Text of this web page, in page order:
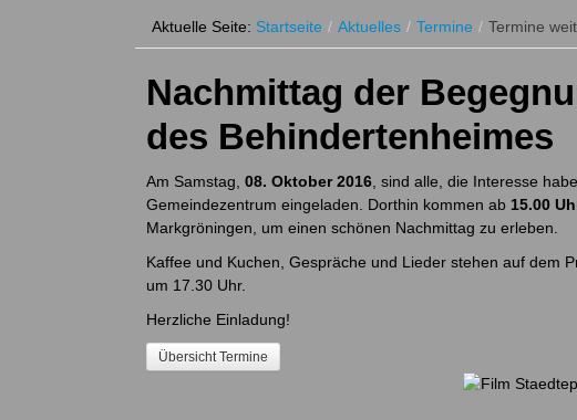
Aktuelle Seite: Startseite / Aktuelles / Termine / Termine
Nachmittag der
des Behindertenheimes
Am Samstag, 08. Oktober 2016, sind alle, die Interesse
Gemeindezentrum eingeladen. Dorthin kommen ab 15.00
Markgröningen, um einen schönen Nachmittag zu erleben.
Kaffee und Kuchen, Gespräche und Lieder stehen auf dem
um 17.30 Uhr.
Herzliche Einladung!
Übersicht Termine